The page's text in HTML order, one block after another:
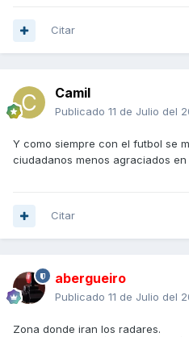
Citar
Camil
Publicado 11 de Julio del
Y como siempre con el futbol se
ciudadanos menos agraciados
Citar
abergueiro
Publicado 11 de Julio del
Zona donde iran los radares.